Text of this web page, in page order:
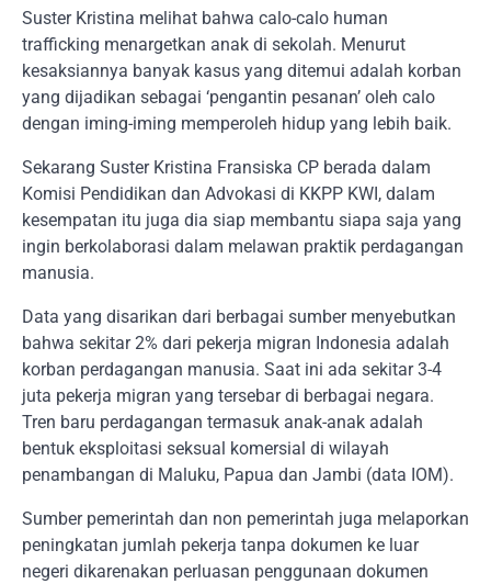
Suster Kristina melihat bahwa calo-calo human
trafficking menargetkan anak di sekolah. Menurut
kesaksiannya banyak kasus yang ditemui adalah korban
yang dijadikan sebagai ‘pengantin pesanan’ oleh calo
dengan iming-iming memperoleh hidup yang lebih baik.
Sekarang Suster Kristina Fransiska CP berada dalam
Komisi Pendidikan dan Advokasi di KKPP KWI, dalam
kesempatan itu juga dia siap membantu siapa saja yang
ingin berkolaborasi dalam melawan praktik perdagangan
manusia.
Data yang disarikan dari berbagai sumber menyebutkan
bahwa sekitar 2% dari pekerja migran Indonesia adalah
korban perdagangan manusia. Saat ini ada sekitar 3-4
juta pekerja migran yang tersebar di berbagai negara.
Tren baru perdagangan termasuk anak-anak adalah
bentuk eksploitasi seksual komersial di wilayah
penambangan di Maluku, Papua dan Jambi (data IOM).
Sumber pemerintah dan non pemerintah juga melaporkan
peningkatan jumlah pekerja tanpa dokumen ke luar
negeri dikarenakan perluasan penggunaan dokumen